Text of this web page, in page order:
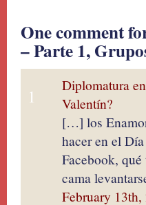
One comment
– Parte 1,
1
Diplomatura
Valentín?
[…] los
hacer en el
Facebook,
cama
February 13th,